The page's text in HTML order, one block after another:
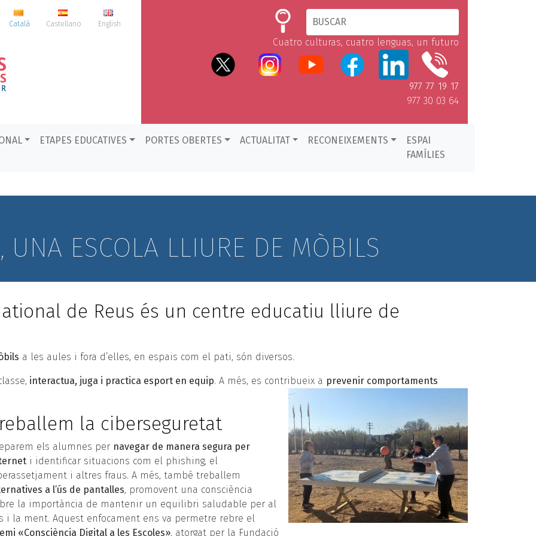
Català Castellano English
Cuatro culturas, cuatro lenguas, un futuro
977 77 19 17
977 30 03 64
ETAPES EDUCATIVES PORTES OBERTES ACTUALITAT RECONEIXEMENTS
ESPAI
FAMÍLIES
UNA ESCOLA LLIURE DE MÒBILS
de Reus és un centre educatiu lliure de
a les aules i fora d’elles, en espais com el pati, són diversos.
interactua, juga i practica esport en equip. A més, es contribueix a prevenir comportaments
la ciberseguretat
els alumnes per navegar de manera segura per
i identificar situacions com el phishing, el
i altres fraus. A més, també treballem
a l’ús de pantalles, promovent una consciència
la importància de mantenir un equilibri saludable per al
i la ment. Aquest enfocament ens va permetre rebre el
«Consciència Digital a les Escoles», atorgat per la Fundació